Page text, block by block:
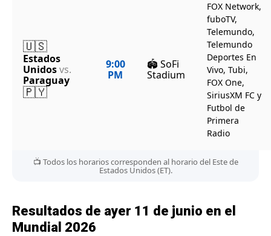
🇺🇸
Estados
Unidosvs.
Paraguay
🇵🇾
9:00
PM
🏟️ SoFi
Stadium
FOX Network,
fuboTV,
Telemundo,
Telemundo
Deportes En
Vivo, Tubi,
FOX One,
SiriusXM FC y
Futbol de
Primera
Radio
📺 Todos los horarios corresponden al horario del Este de
Estados Unidos (ET).
Resultados de ayer 11 de junio en el
Mundial 2026